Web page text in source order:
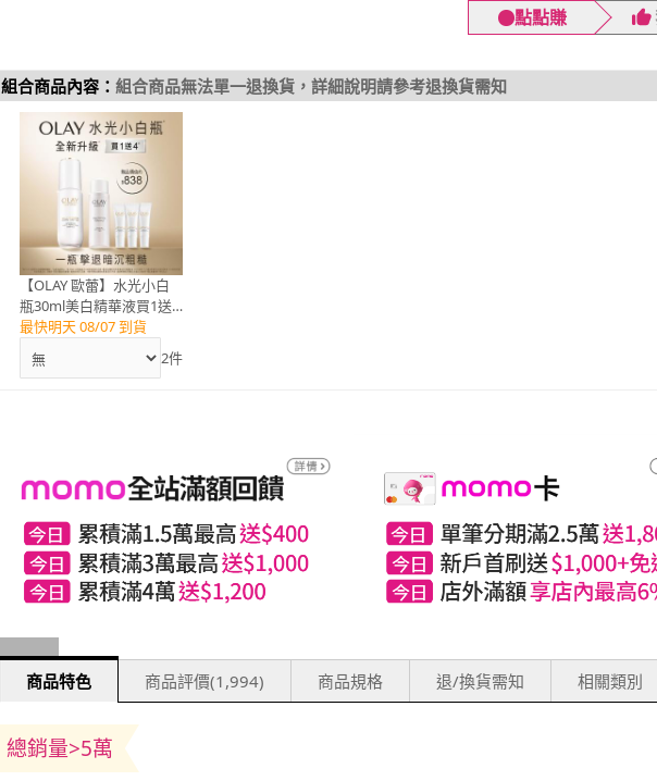
點點賺
組合商品內容： 組合商品無法單一退換貨，詳細說明請參考退換貨需知
【OLAY 歐蕾】水光小白
瓶30ml美白精華液買1送
4(6mlx3+化妝水/精華水
最快明天 08/07 到貨
2件
商品特色 商品評價(1,994) 商品規格 退/換貨需知 相關類別
總銷量>5萬